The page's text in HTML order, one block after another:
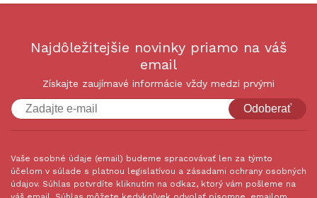
Najdôležitejšie novinky priamo na váš
email
Získajte zaujímavé informácie vždy medzi prvými
Odoberať
Vaše osobné údaje (email) budeme spracovávať len za týmto
účelom v súlade s platnou legislatívou a zásadami ochrany osobných
údajov. Súhlas potvrdíte kliknutím na odkaz, ktorý vám pošleme na